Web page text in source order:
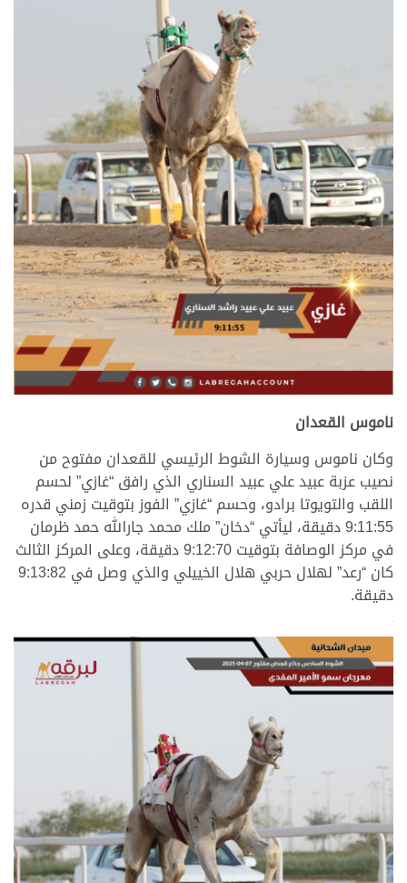
>
ناموس القعدان
وكان ناموس وسيارة الشوط الرئيسي للقعدان مفتوح من
نصيب عزبة عبيد علي عبيد السناري الذي رافق “غازي” لحسم
اللقب والتويوتا برادو، وحسم “غازي” الفوز بتوقيت زمني قدره
9:11:55 دقيقة، ليأتي “دخان” ملك محمد جارالله حمد ظرمان
في مركز الوصافة بتوقيت 9:12:70 دقيقة، وعلى المركز الثالث
كان “رعد” لهلال حربي هلال الخييلي والذي وصل في 9:13:82
دقيقة.
>